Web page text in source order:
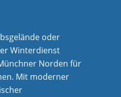
oder
Winterdienst
Norden für
Mit moderner